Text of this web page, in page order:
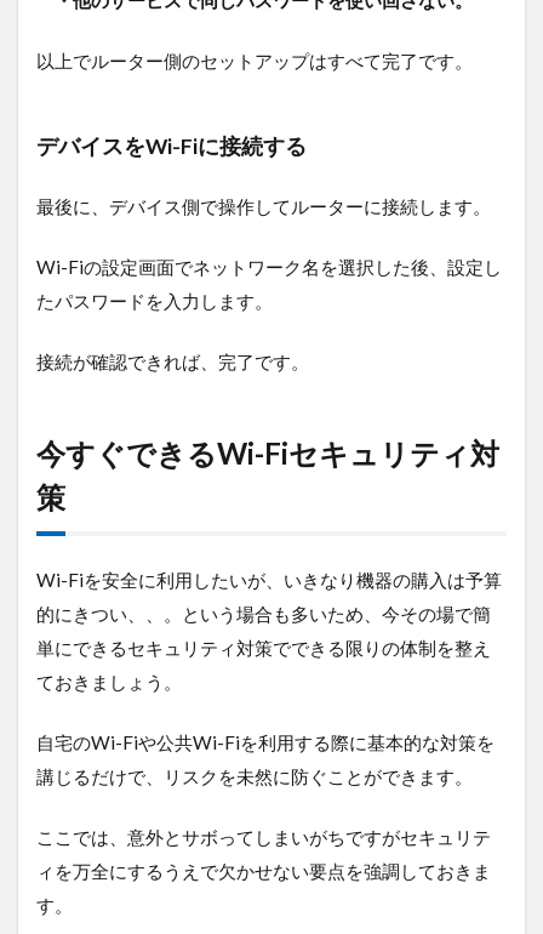
以上でルーター側のセットアップはすべて完了です。
デバイスをWi-Fiに接続する
最後に、デバイス側で操作してルーターに接続します。
Wi-Fiの設定画面でネットワーク名を選択した後、設定し
たパスワードを入力します。
接続が確認できれば、完了です。
今すぐできるWi-Fiセキュリティ対
策
Wi-Fiを安全に利用したいが、いきなり機器の購入は予算
的にきつい、、。という場合も多いため、今その場で簡
単にできるセキュリティ対策でできる限りの体制を整え
ておきましょう。
自宅のWi-Fiや公共Wi-Fiを利用する際に基本的な対策を
講じるだけで、リスクを未然に防ぐことができます。
ここでは、意外とサボってしまいがちですがセキュリテ
ィを万全にするうえで欠かせない要点を強調しておきま
す。